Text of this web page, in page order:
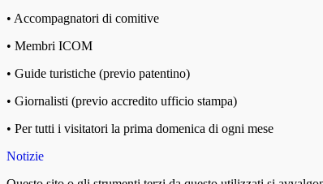
• Accompagnatori di comitive
• Membri ICOM
• Guide turistiche (previo patentino)
• Giornalisti (previo accredito ufficio stampa)
• Per tutti i visitatori la prima domenica di ogni mese
Notizie